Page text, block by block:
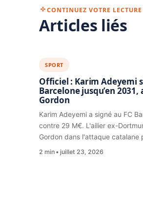
CONTINUEZ VOTRE LECTURE
Articles liés
SPORT
Officiel : Karim Adeyemi
Barcelone jusqu’en
Gordon
Karim Adeyemi a signé au FC
contre 29 M€. L'ailier ex-
Gordon dans l'attaque catalane
2 min juillet 23, 2026